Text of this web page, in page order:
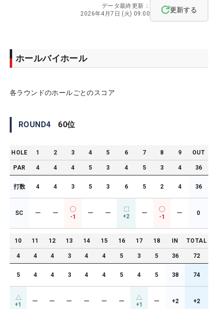
データ最終更新：
2026年4月7日 (火) 09:00
更新する
ホールバイホール
各ラウンドのホールごとのスコア
ROUND4 60位
HOLE 1 2 3 4 5 6 7 8 9 OUT
PAR 4 4 4 5 3 4 5 3 4 36
打数 4 4 3 5 3 6 5 2 4 36
SC ー ー
-1
ー ー +2 ー
-1
ー 0
10 11 12 13 14 15 16 17 18 IN TOTAL
4 4 4 3 4 4 5 3 5 36 72
5 4 4 3 4 4 5 4 5 38 74
+1 ー ー ー ー ー ー +1 ー +2 +2